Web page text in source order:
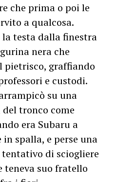
che prima o poi le
a qualcosa.
la testa dalla finestra
nera che
pietrisco, graffiando
e custodi.
su una
tronco come
era Subaru a
spalla, e perse una
tentativo di sciogliere
teneva suo fratello